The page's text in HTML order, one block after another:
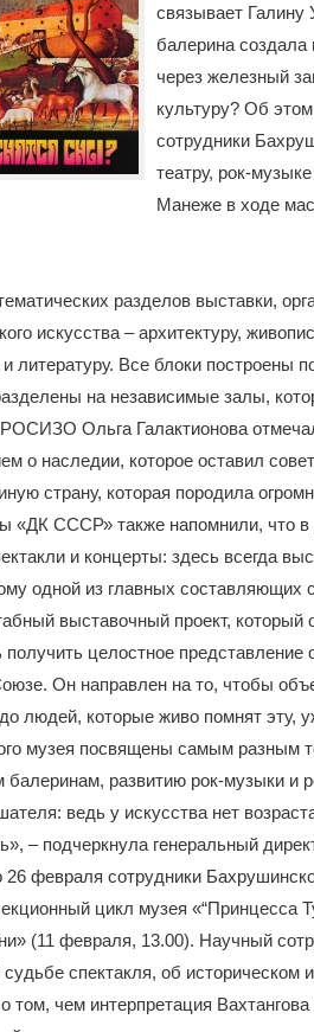
связывает Галину
балерина создала
через железный
культуру? Об
сотрудники
театру, рок-
Манеже в ходе
разделов выставки,
искусства – архитектуру,
литературу. Все блоки построены
на независимые залы,
РОСИЗО Ольга Галактионова
о наследии, которое оставил
страну, которая породила
«ДК СССР» также напомнили, что
и концерты: здесь всегда
одной из главных составляющих
выставочный проект, который
получить целостное представление
Он направлен на то, чтобы
людей, которые живо помнят эту,
музея посвящены самым разным
балеринам, развитию рок-музыки и
ведь у искусства нет
– подчеркнула генеральный
26 февраля сотрудники
цикл музея «“Принцесса
(11 февраля, 13.00). Научный
спектакля, об историческом
том, чем интерпретация